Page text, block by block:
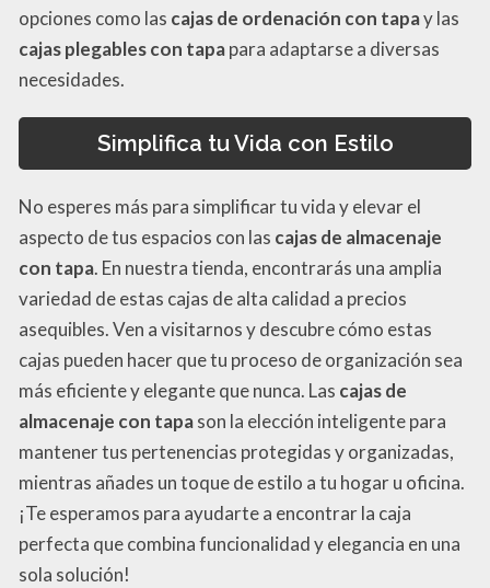
opciones como las cajas de ordenación con tapay las
cajas plegables con tapapara adaptarse a diversas
necesidades.
Simplifica tu Vida con Estilo
No esperes más para simplificar tu vida y elevar el
aspecto de tus espacios con las cajas de almacenaje
con tapa. En nuestra tienda, encontrarás una amplia
variedad de estas cajas de alta calidad a precios
asequibles. Ven a visitarnos y descubre cómo estas
cajas pueden hacer que tu proceso de organización sea
más eficiente y elegante que nunca. Las cajas de
almacenaje con tapason la elección inteligente para
mantener tus pertenencias protegidas y organizadas,
mientras añades un toque de estilo a tu hogar u oficina.
¡Te esperamos para ayudarte a encontrar la caja
perfecta que combina funcionalidad y elegancia en una
sola solución!